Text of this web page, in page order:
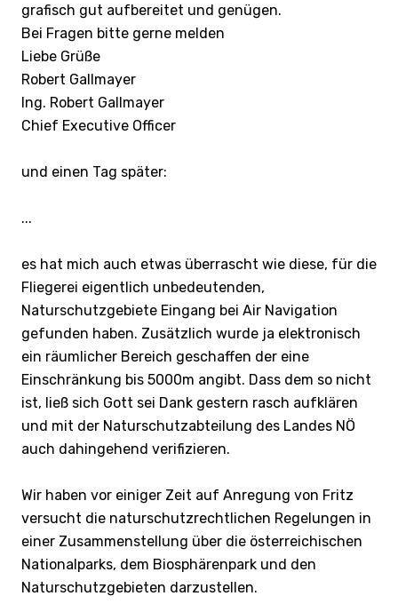
grafisch gut aufbereitet und genügen.
Bei Fragen bitte gerne melden
Liebe Grüße
Robert Gallmayer
Ing. Robert Gallmayer
Chief Executive Officer
und einen Tag später:
...
es hat mich auch etwas überrascht wie diese, für die
Fliegerei eigentlich unbedeutenden,
Naturschutzgebiete Eingang bei Air Navigation
gefunden haben. Zusätzlich wurde ja elektronisch
ein räumlicher Bereich geschaffen der eine
Einschränkung bis 5000m angibt. Dass dem so nicht
ist, ließ sich Gott sei Dank gestern rasch aufklären
und mit der Naturschutzabteilung des Landes NÖ
auch dahingehend verifizieren.
Wir haben vor einiger Zeit auf Anregung von Fritz
versucht die naturschutzrechtlichen Regelungen in
einer Zusammenstellung über die österreichischen
Nationalparks, dem Biosphärenpark und den
Naturschutzgebieten darzustellen.